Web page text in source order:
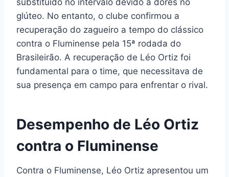
substituído no intervalo devido a dores no
glúteo. No entanto, o clube confirmou a
recuperação do zagueiro a tempo do clássico
contra o Fluminense pela 15ª rodada do
Brasileirão. A recuperação de Léo Ortiz foi
fundamental para o time, que necessitava de
sua presença em campo para enfrentar o rival.
Desempenho de Léo Ortiz
contra o Fluminense
Contra o Fluminense, Léo Ortiz apresentou um